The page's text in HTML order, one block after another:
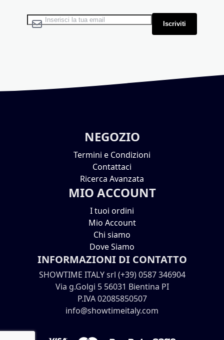
Iscriviti alla nostra Newsletter: Iscriviti
NEGOZIO
Termini e Condizioni
Contattaci
Ricerca Avanzata
MIO ACCOUNT
I tuoi ordini
Mio Account
Chi siamo
Dove Siamo
INFORMAZIONI DI CONTATTO
SHOWTIME ITALY srl (+39) 0587 346904
Via g.Golgi 5 56031 Bientina PI
P.IVA 02085850507
info@showtimeitaly.com